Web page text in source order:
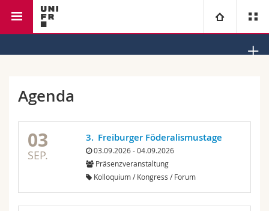
Forschung
Rechtswissenschaftliche Fak.
Wirtschafts- und Sozialwissenschaftliche Fak.
Studieninteressierte
Ressourcen
Personenverzeichnis
Lehrstuhl für Staats- und
Agenda
03
SEP.
3. Freiburger Föderalismustage
03.09.2026 - 04.09.2026
Präsenzveranstaltung
Kolloquium / Kongress / Forum